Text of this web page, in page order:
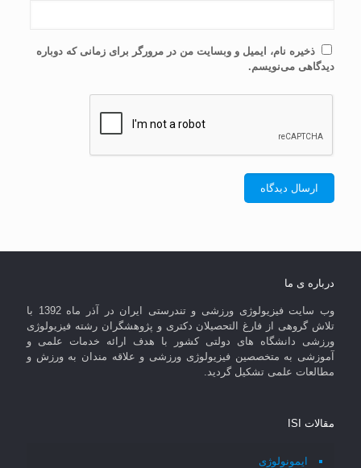
ذخیره نام، ایمیل و وبسایت من در مرورگر برای زمانی که دوباره
دیدگاهی می‌نویسم.
درباره ی ما
وب سایت فیزیولوژی ورزشی و تندرستی ایران در آذر ماه 1392 با
تلاش گروهی از فارغ التحصیلان دکتری و پژوهشگران رشته فیزیولوژی
ورزشی دانشگاه های دولتی کشور با هدف ارائه خدمات علمی و
آموزشی به متخصصین فیزیولوژی ورزشی و علاقه مندان به ورزش و
مطالعات علمی تشکیل گردید.
مقالات ISI
ایمونولوژی